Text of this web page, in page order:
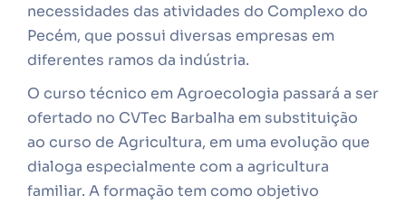
necessidades das atividades do Complexo do
Pecém, que possui diversas empresas em
diferentes ramos da indústria.
O curso técnico em Agroecologia passará a ser
ofertado no CVTec Barbalha em substituição
ao curso de Agricultura, em uma evolução que
dialoga especialmente com a agricultura
familiar. A formação tem como objetivo